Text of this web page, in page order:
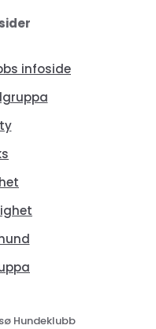
infoside
Hundeklubb